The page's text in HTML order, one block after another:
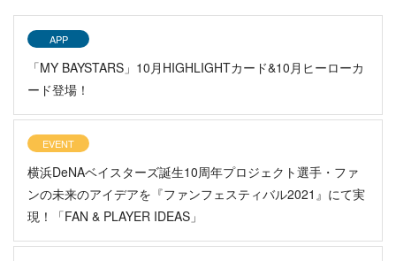
APP
「MY BAYSTARS」10月HIGHLIGHTカード&10月ヒーローカ
ード登場！
EVENT
横浜DeNAベイスターズ誕生10周年プロジェクト選手・ファ
ンの未来のアイデアを『ファンフェスティバル2021』にて実
現！「FAN & PLAYER IDEAS」